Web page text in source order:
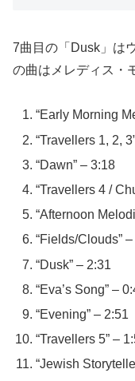
7曲目の「Dusk」は
の曲はメレディス・
“Early Morning
“Travellers 1, 2,
“Dawn” – 3:18
“Travellers 4 /
“Afternoon
“Fields/Clouds”
“Dusk” – 2:31
“Eva’s Song” –
“Evening” – 2:51
“Travellers 5” –
“Jewish